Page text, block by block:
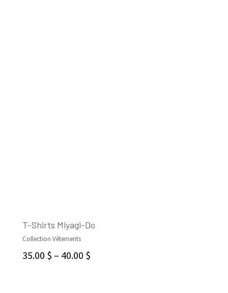
T-Shirts Miyagi-Do
Collection Vêtements
35.00 $ – 40.00 $